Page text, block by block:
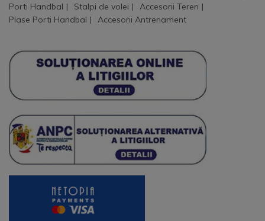
Porti Handbal
Stalpi de volei
Accesorii Teren
Plase Porti Handbal
Accesorii Antrenament